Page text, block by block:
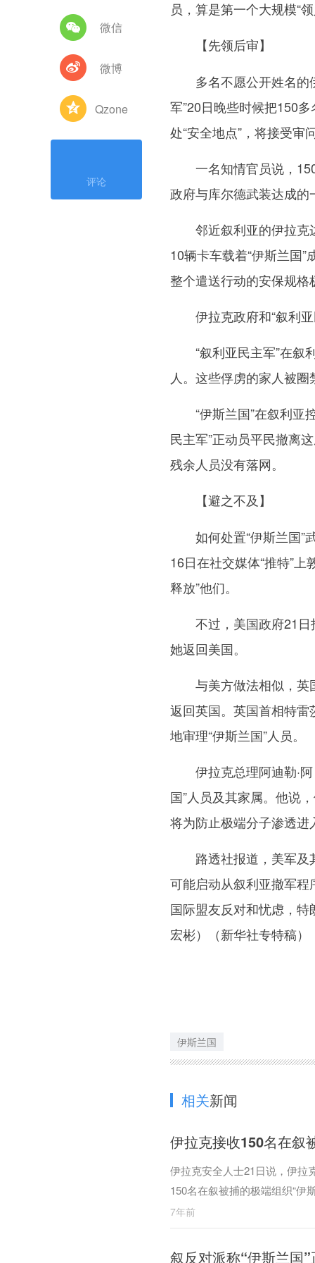
微信
微博
Qzone
评论
员，算是第一个大规模“
【先领后审】
多名不愿公开姓名的
军”20日晚些时候把150
处“安全地点”，将接受审
一名知情官员说，150
政府与库尔德武装达成
邻近叙利亚的伊拉克
10辆卡车载着“伊斯兰国
整个遣送行动的安保规
伊拉克政府和“叙利亚
“叙利亚民主军”在叙利
人。这些俘虏的家人被
“伊斯兰国”在叙利亚
民主军”正动员平民撤离
残余人员没有落网。
【避之不及】
如何处置“伊斯兰国”
16日在社交媒体“推特”
释放”他们。
不过，美国政府21日
她返回美国。
与美方做法相似，英国
返回英国。英国首相特雷
地审理“伊斯兰国”人员。
伊拉克总理阿迪勒·阿
国”人员及其家属。他说
将为防止极端分子渗透
路透社报道，美军及其
可能启动从叙利亚撤军
国际盟友反对和忧虑，
宏彬）（新华社专特稿）
伊斯兰国
相关新闻
伊拉克接收150名在叙
伊拉克安全人士21日说，伊拉
150名在叙被捕的极端组织“伊
7年前
叙反对派称“伊斯兰国